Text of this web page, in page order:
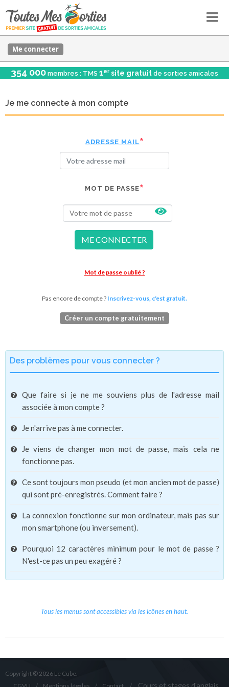
Me connecter
354 000 membres : TMS 1er site gratuit de sorties amicales
Je me connecte à mon compte
ADRESSE MAIL
MOT DE PASSE
ME CONNECTER
Mot de passe oublié ?
Pas encore de compte ? Inscrivez-vous, c'est gratuit.
Créer un compte gratuitement
Des problèmes pour vous connecter ?
Que faire si je ne me souviens plus de l'adresse mail
associée à mon compte ?
Je n'arrive pas à me connecter.
Je viens de changer mon mot de passe, mais cela ne
fonctionne pas.
Ce sont toujours mon pseudo (et mon ancien mot de passe)
qui sont pré-enregistrés. Comment faire ?
La connexion fonctionne sur mon ordinateur, mais pas sur
mon smartphone (ou inversement).
Pourquoi 12 caractères minimum pour le mot de passe ?
N'est-ce pas un peu exagéré ?
Tous les menus sont accessibles via les icônes en haut.
Copyright © 2026 Le Cube.
Cours et stages d'anglais